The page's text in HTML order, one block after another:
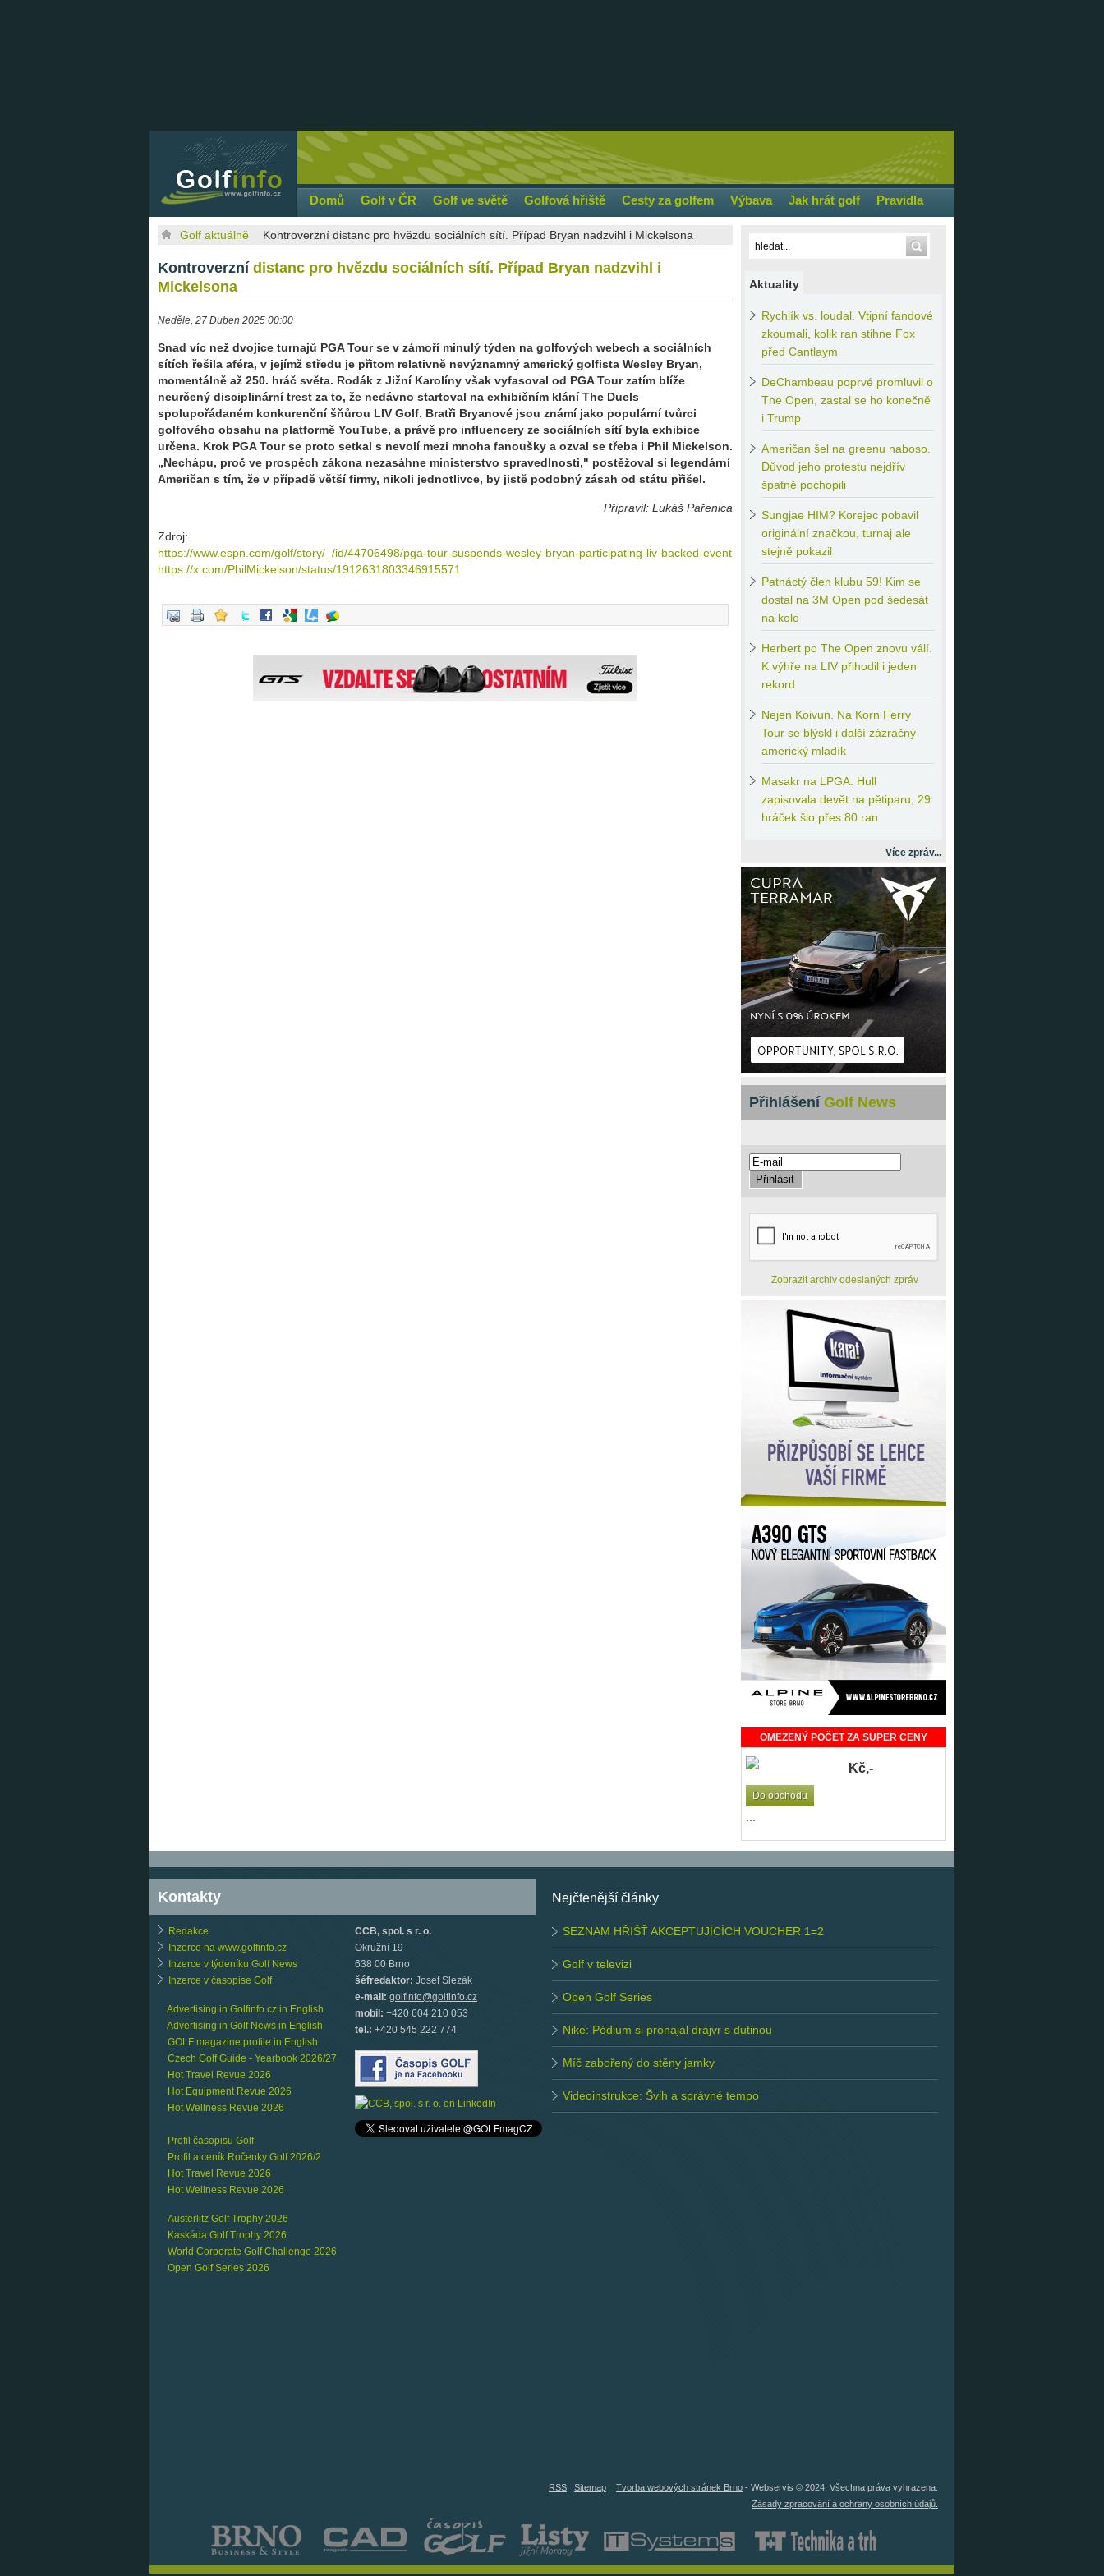
Domů Golf v ČR Golf ve světě Golfová hřiště Cesty za golfem Výbava Jak hrát golf Pravidla
Golf aktuálně Kontroverzní distanc pro hvězdu sociálních sítí. Případ Bryan nadzvihl i Mickelsona
Kontroverzní distanc pro hvězdu sociálních sítí. Případ Bryan nadzvihl i
Mickelsona
Neděle, 27 Duben 2025 00:00
Snad víc než dvojice turnajů PGA Tour se v zámoří minulý týden na golfových webech a sociálních
sítích řešila aféra, v jejímž středu je přitom relativně nevýznamný americký golfista Wesley Bryan,
momentálně až 250. hráč světa. Rodák z Jižní Karolíny však vyfasoval od PGA Tour zatím blíže
neurčený disciplinární trest za to, že nedávno startoval na exhibičním klání The Duels
spolupořádaném konkurenční šňůrou LIV Golf. Bratři Bryanové jsou známí jako populární tvůrci
golfového obsahu na platformě YouTube, a právě pro influencery ze sociálních sítí byla exhibice
určena. Krok PGA Tour se proto setkal s nevolí mezi mnoha fanoušky a ozval se třeba i Phil Mickelson.
„Nechápu, proč ve prospěch zákona nezasáhne ministerstvo spravedlnosti," postěžoval si legendární
Američan s tím, že v případě větší firmy, nikoli jednotlivce, by jistě podobný zásah od státu přišel.
Připravil: Lukáš Pařenica
Zdroj:
https://www.espn.com/golf/story/_/id/44706498/pga-tour-suspends-wesley-bryan-participating-liv-backed-event
https://x.com/PhilMickelson/status/1912631803346915571
Aktuality
Rychlík vs. loudal. Vtipní fandové
zkoumali, kolik ran stihne Fox
před Cantlaym
DeChambeau poprvé promluvil o
The Open, zastal se ho konečně
i Trump
Američan šel na greenu naboso.
Důvod jeho protestu nejdřív
špatně pochopili
Sungjae HIM? Korejec pobavil
originální značkou, turnaj ale
stejně pokazil
Patnáctý člen klubu 59! Kim se
dostal na 3M Open pod šedesát
na kolo
Herbert po The Open znovu válí.
K výhře na LIV přihodil i jeden
rekord
Nejen Koivun. Na Korn Ferry
Tour se blýskl i další zázračný
americký mladík
Masakr na LPGA. Hull
zapisovala devět na pětiparu, 29
hráček šlo přes 80 ran
Více zpráv...
Přihlášení Golf News
Zobrazit archiv odeslaných zpráv
OMEZENÝ POČET ZA SUPER CENY
Kč,-
Do obchodu
Kontakty
Redakce
Inzerce na www.golfinfo.cz
Inzerce v týdeníku Golf News
Inzerce v časopise Golf
Advertising in Golfinfo.cz in English
Advertising in Golf News in English
GOLF magazine profile in English
Czech Golf Guide - Yearbook 2026/27
Hot Travel Revue 2026
Hot Equipment Revue 2026
Hot Wellness Revue 2026
Profil časopisu Golf
Profil a ceník Ročenky Golf 2026/2
Hot Travel Revue 2026
Hot Wellness Revue 2026
Austerlitz Golf Trophy 2026
Kaskáda Golf Trophy 2026
World Corporate Golf Challenge 2026
Open Golf Series 2026
CCB, spol. s r. o.
Okružní 19
638 00 Brno
šéfredaktor: Josef Slezák
e-mail: golfinfo@golfinfo.cz
mobil: +420 604 210 053
tel.: +420 545 222 774
Nejčtenější články
SEZNAM HŘIŠŤ AKCEPTUJÍCÍCH VOUCHER 1=2
Golf v televizi
Open Golf Series
Nike: Pódium si pronajal drajvr s dutinou
Míč zabořený do stěny jamky
Videoinstrukce: Švih a správné tempo
RSS Sitemap Tvorba webových stránek Brno - Webservis © 2024. Všechna práva vyhrazena.
Zásady zpracování a ochrany osobních údajů.